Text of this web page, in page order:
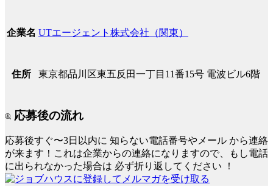
企業名 UTエージェント株式会社（関東）
住所 東京都品川区東五反田一丁目11番15号 電波ビル6階
応募後の流れ
応募後すぐ〜3日以内に 知らない電話番号やメール から連絡
が来ます！これは企業からの連絡になりますので、もし電話
に出られなかった場合は 必ず折り返してください ！